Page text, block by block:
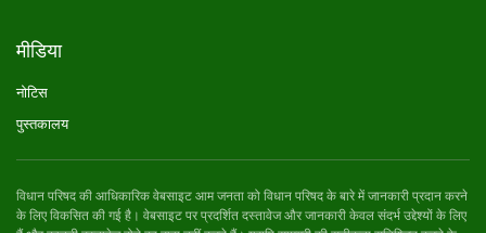
मीडिया
नोटिस
पुस्तकालय
विधान परिषद की आधिकारिक वेबसाइट आम जनता को विधान परिषद के बारे में जानकारी प्रदान करने
के लिए विकसित की गई है। वेबसाइट पर प्रदर्शित दस्तावेज और जानकारी केवल संदर्भ उद्देश्यों के लिए